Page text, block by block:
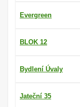
Evergreen
BLOK 12
Bydlení Úvaly
Jateční 35